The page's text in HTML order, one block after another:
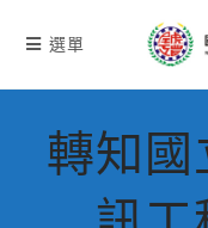
選單
轉知